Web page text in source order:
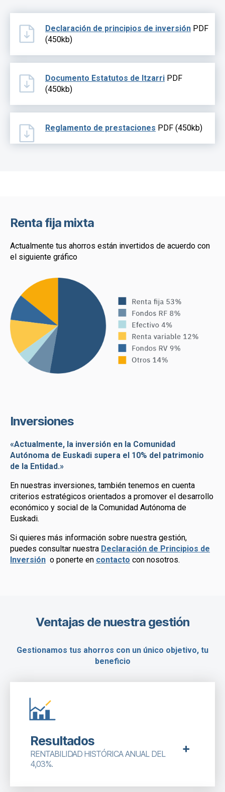
Declaración de principios de inversión PDF
(450kb)
Documento Estatutos de Itzarri PDF
(450kb)
Reglamento de prestaciones PDF (450kb)
Renta fija mixta
Actualmente tus ahorros están invertidos de acuerdo con
el siguiente gráfico
Inversiones
«Actualmente, la inversión en la Comunidad
Autónoma de Euskadi supera el 10% del patrimonio
de la Entidad.»
En nuestras inversiones, también tenemos en cuenta
criterios estratégicos orientados a promover el desarrollo
económico y social de la Comunidad Autónoma de
Euskadi.
Si quieres más información sobre nuestra gestión,
puedes consultar nuestra Declaración de Principios de
Inversión o ponerte en contacto con nosotros.
Ventajas de nuestra gestión
Gestionamos tus ahorros con un único objetivo, tu
beneficio
Resultados
RENTABILIDAD HISTÓRICA ANUAL DEL
4,03%.